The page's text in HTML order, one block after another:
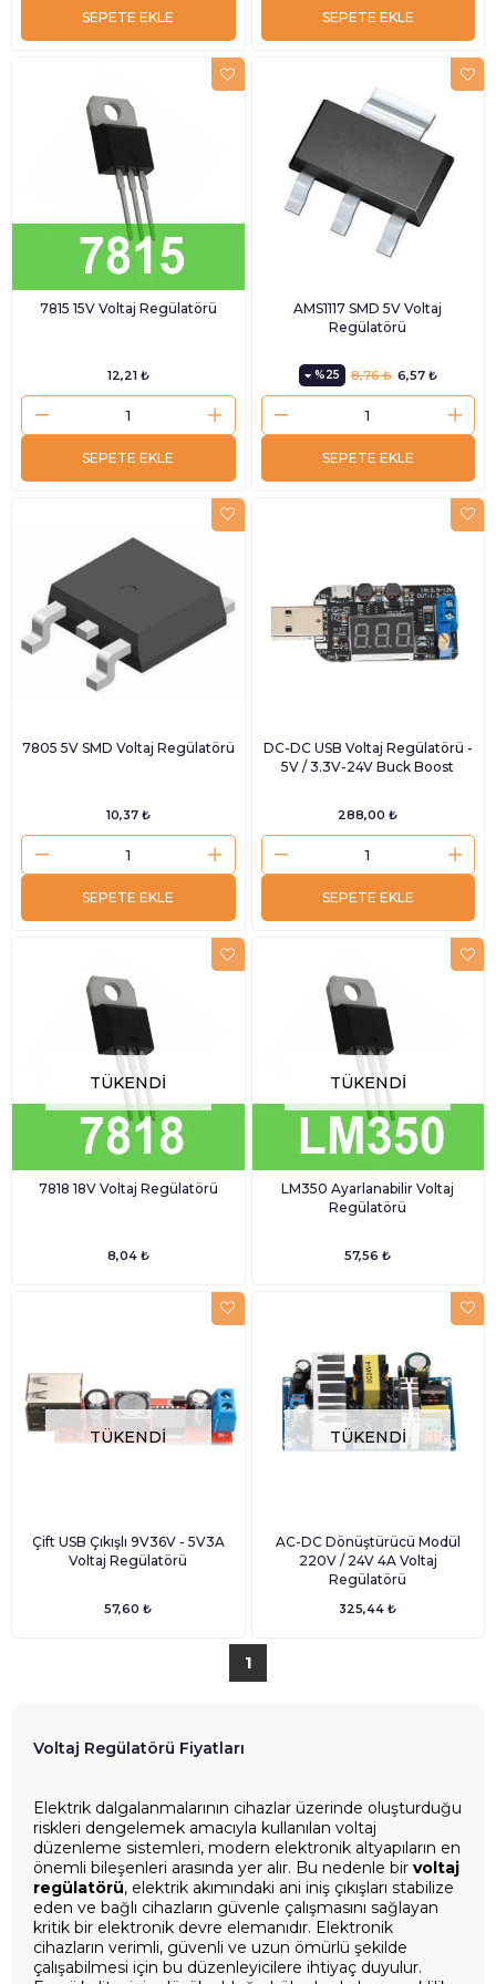
SEPETE EKLE SEPETE EKLE
7815 15V Voltaj Regülatörü
12,21 ₺
SEPETE EKLE
AMS1117 SMD 5V Voltaj
Regülatörü
%25 6,57 ₺
8,76 ₺
SEPETE EKLE
7805 5V SMD Voltaj Regülatörü
10,37 ₺
SEPETE EKLE
DC-DC USB Voltaj Regülatörü -
5V / 3.3V-24V Buck Boost
288,00 ₺
SEPETE EKLE
TÜKENDI
7818 18V Voltaj Regülatörü
8,04 ₺
TÜKENDI
LM350 Ayarlanabilir Voltaj
Regülatörü
57,56 ₺
TÜKENDI
Çift USB Çıkışlı 9V36V - 5V3A
Voltaj Regülatörü
57,60 ₺
TÜKENDI
AC-DC Dönüştürücü Modül
220V / 24V 4A Voltaj
Regülatörü
325,44 ₺
1
Voltaj Regülatörü Fiyatları
Elektrik dalgalanmalarının cihazlar üzerinde oluşturduğu
riskleri dengelemek amacıyla kullanılan voltaj
düzenleme sistemleri, modern elektronik altyapıların en
önemli bileşenleri arasında yer alır. Bu nedenle bir voltaj
regülatörü, elektrik akımındaki ani iniş çıkışları stabilize
eden ve bağlı cihazların güvenle çalışmasını sağlayan
kritik bir elektronik devre elemanıdır. Elektronik
cihazların verimli, güvenli ve uzun ömürlü şekilde
çalışabilmesi için bu düzenleyicilere ihtiyaç duyulur.